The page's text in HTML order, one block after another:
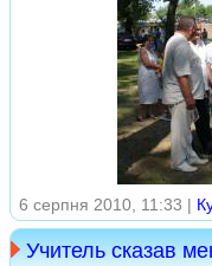
6 серпня 2010, 11:33 |
Учитель сказав